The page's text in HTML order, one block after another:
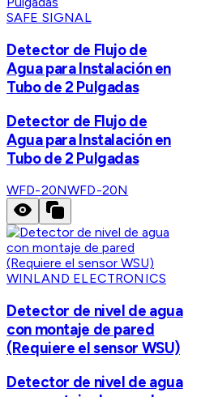
SAFE SIGNAL
Detector de Flujo de
Agua para Instalación en
Tubo de 2 Pulgadas
Detector de Flujo de
Agua para Instalación en
Tubo de 2 Pulgadas
WFD-20NWFD-20N
WINLAND ELECTRONICS
Detector de nivel de agua
con montaje de pared
(Requiere el sensor WSU)
Detector de nivel de agua